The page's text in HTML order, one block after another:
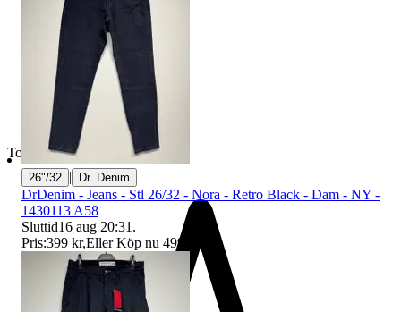
Toppsäljare
26"/32 | Dr. Denim
DrDenim - Jeans - Stl 26/32 - Nora - Retro Black - Dam - NY -
1430113 A58
Sluttid16 aug 20:31 .
Pris:399 kr,Eller Köp nu 499 kr